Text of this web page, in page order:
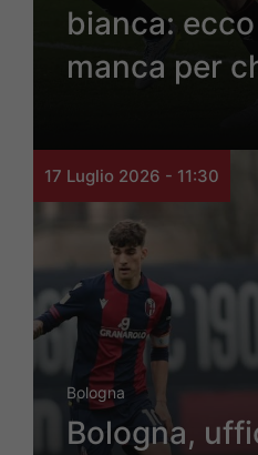
bianca:
manca per
17 Luglio 2026 - 11:30
Bologna
Bologna,